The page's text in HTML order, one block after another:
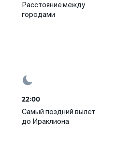
Расстояние между
городами
22:00
Самый поздний вылет
до Ираклиона